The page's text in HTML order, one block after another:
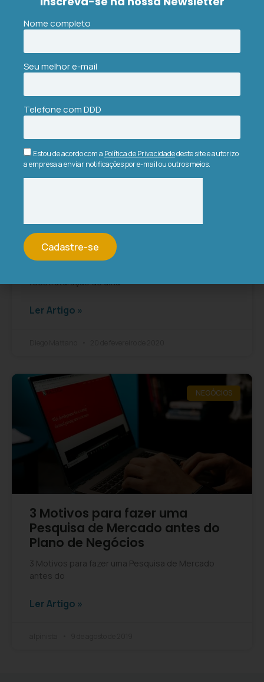
NEGÓCIOS
Negócios para a reestruturação
de uma empresa
reestruturação de uma
Ler Artigo »
NEGÓCIOS
3 Motivos para fazer uma
Pesquisa de Mercado antes do
Plano de Negócios
3 Motivos para fazer uma Pesquisa de Mercado
antes do
Ler Artigo »
Nome completo
Seu melhor e-mail
Telefone com DDD
Estou de acordo com a Política de Privacidadedeste site e autorizo
a empresa a enviar notificações por e-mail ou outros meios.
Cadastre-se